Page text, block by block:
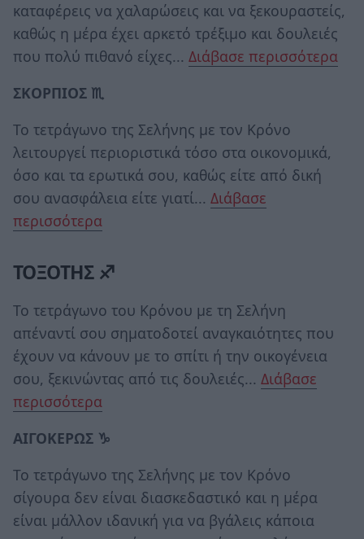
καταφέρεις να χαλαρώσεις και να ξεκουραστείς,
καθώς η μέρα έχει αρκετό τρέξιμο και δουλειές
που πολύ πιθανό είχες... Διάβασε περισσότερα
ΣΚΟΡΠΙΟΣ ♏
Το τετράγωνο της Σελήνης με τον Κρόνο
λειτουργεί περιοριστικά τόσο στα οικονομικά,
όσο και τα ερωτικά σου, καθώς είτε από δική
σου ανασφάλεια είτε γιατί... Διάβασε
περισσότερα
ΤΟΞΟΤΗΣ ♐
Το τετράγωνο του Κρόνου με τη Σελήνη
απέναντί σου σηματοδοτεί αναγκαιότητες που
έχουν να κάνουν με το σπίτι ή την οικογένεια
σου, ξεκινώντας από τις δουλειές... Διάβασε
περισσότερα
ΑΙΓΟΚΕΡΩΣ ♑
Το τετράγωνο της Σελήνης με τον Κρόνο
σίγουρα δεν είναι διασκεδαστικό και η μέρα
είναι μάλλον ιδανική για να βγάλεις κάποια